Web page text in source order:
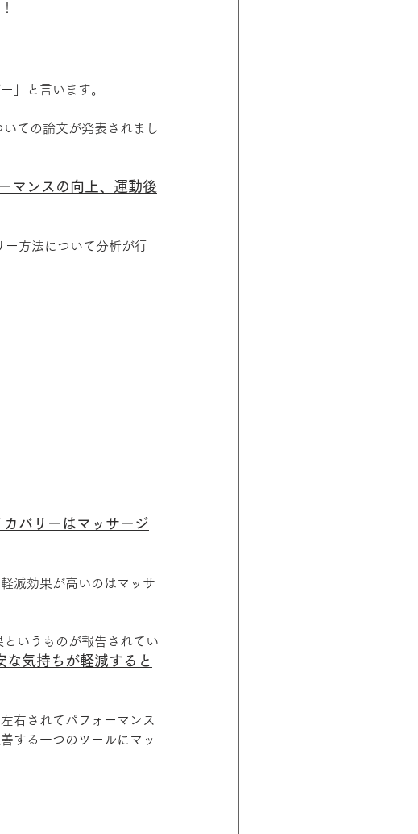
」と言います。
ての論文が発表されまし
マンスの向上、運動後
ー方法について分析が行
バリーはマッサージ
減効果が高いのはマッサ
いうものが報告されてい
気持ちが軽減すると
右されてパフォーマンス
する一つのツールにマッ